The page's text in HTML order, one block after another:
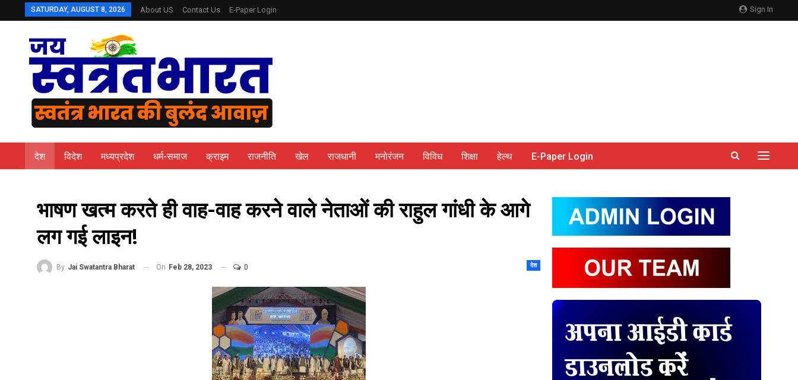
Sign In
SATURDAY, AUGUST 8, 2026 About US Contact Us E-Paper Login
देश विदेश मध्यप्रदेश धर्म-समाज क्राइम राजनीति खेल राजधानी मनोरंजन विविध शिक्षा हेल्थ E-Paper Login
भाषण खत्म करते ही वाह-वाह करने वाले नेताओं की राहुल गांधी के आगे
लग गई लाइन!
देश
By Jai Swatantra Bharat On Feb 28, 2023 0